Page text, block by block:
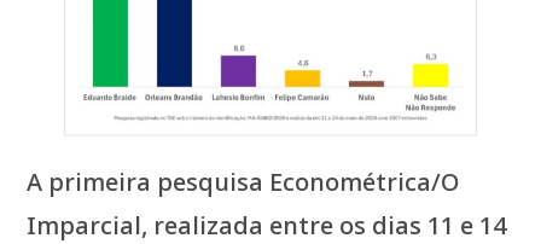
A primeira pesquisa Econométrica/O
Imparcial, realizada entre os dias 11 e 14